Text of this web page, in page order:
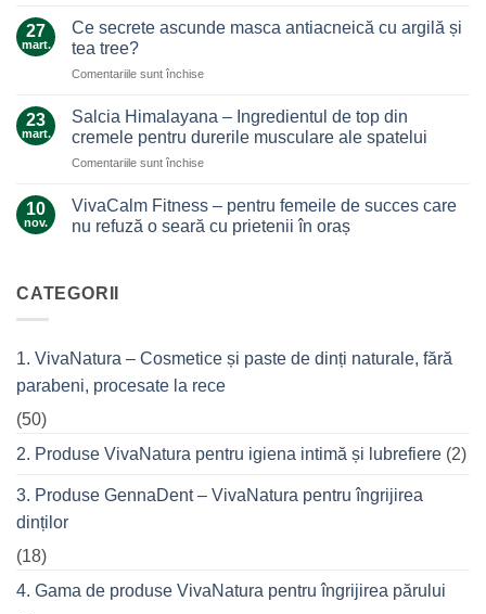
de
nu
lasă
la…
galben-
ne
durerile
27
mart.
Ce secrete ascunde masca antiacneică cu argilă și
tea tree?
Comentariile sunt închisepentru
secrete
ascunde
masca
antiacneică
argilă
23
mart.
Salcia Himalayana – Ingredientul de top din
cremele pentru durerile musculare ale spatelui
Comentariile sunt închisepentru
Himalayana
Ingredientul
musculare
ale
10
nov.
VivaCalm Fitness – pentru femeile de succes care
nu refuză o seară cu prietenii în oraș
VivaCalm
Fitness
de
care
seară
cu
în
oraș
CATEGORII
1. VivaNatura – Cosmetice și paste de dinți naturale, fără
parabeni, procesate la rece
(50)
2. Produse VivaNatura pentru igiena intimă și lubrefiere (2)
3. Produse GennaDent – VivaNatura pentru îngrijirea
dinților
(18)
4. Gama de produse VivaNatura pentru îngrijirea părului